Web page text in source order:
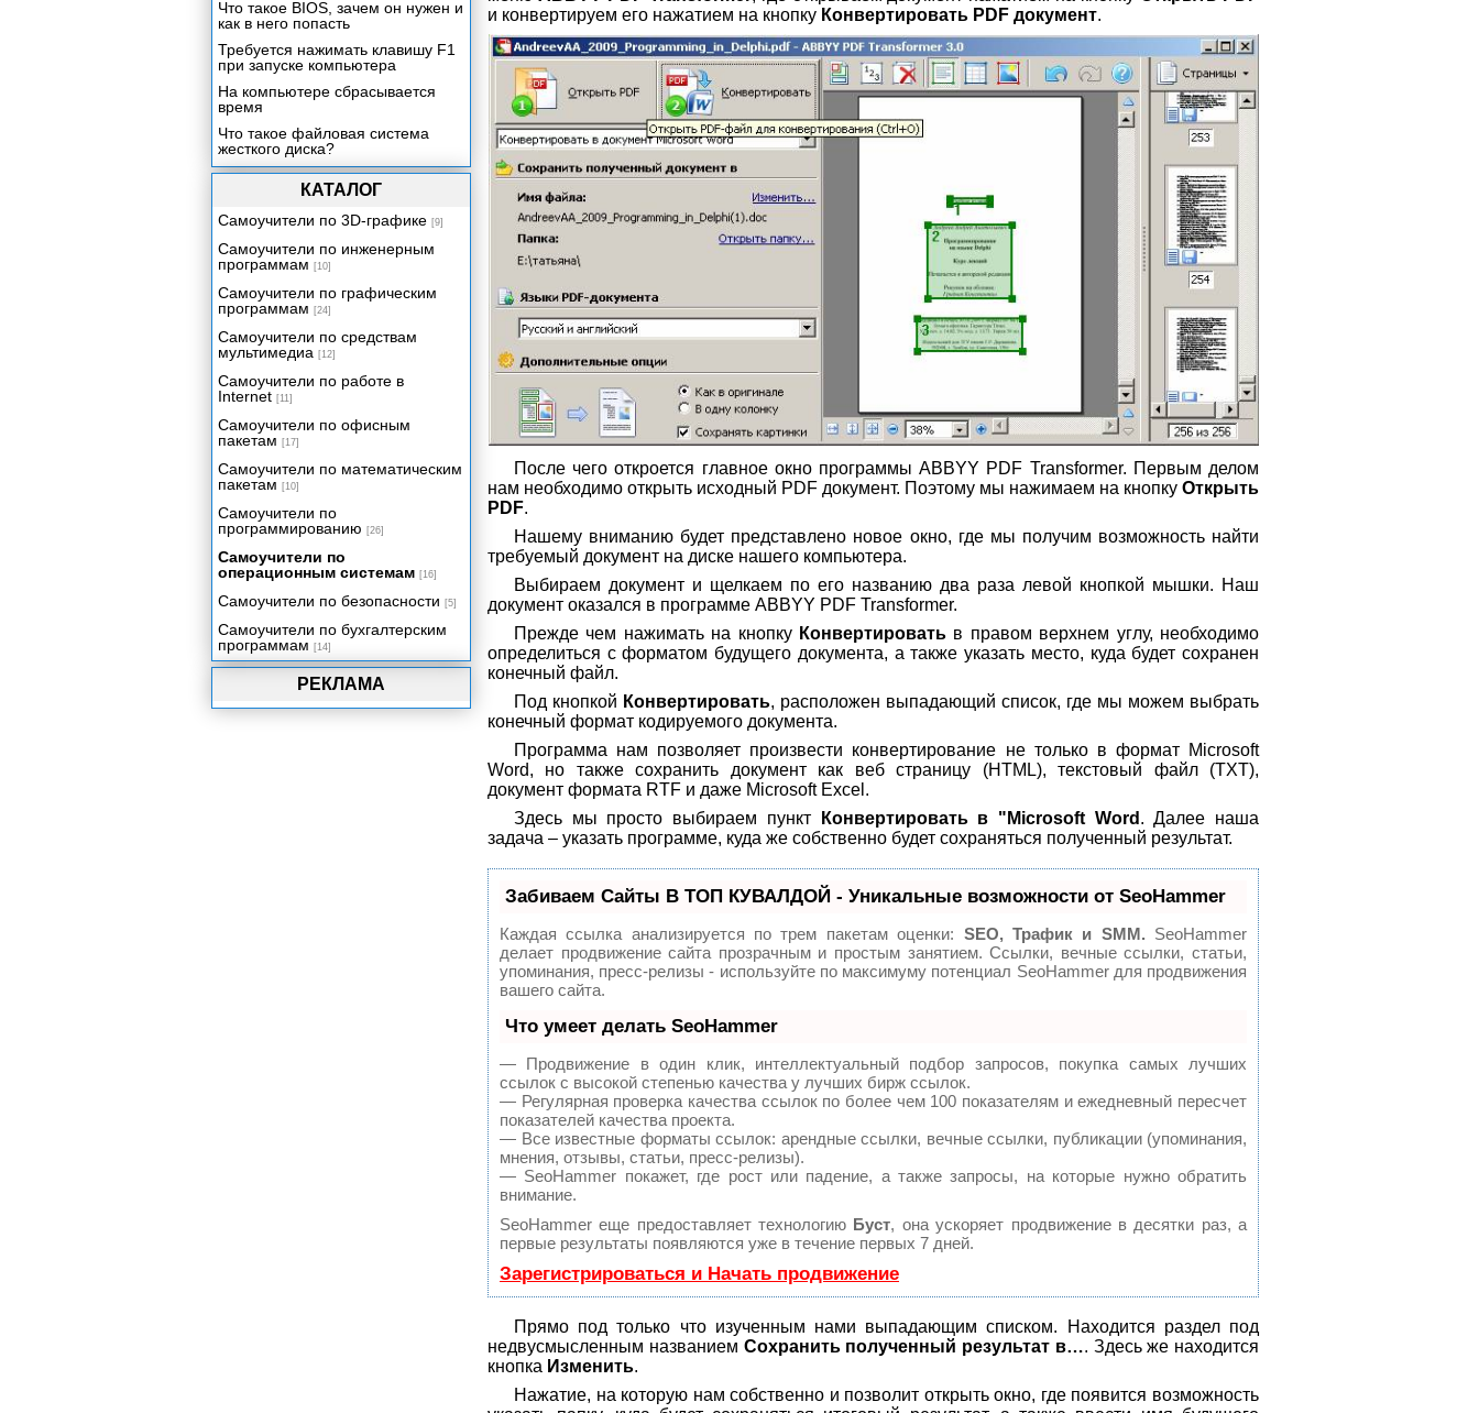
и конвертируем его нажатием на кнопку Конвертировать PDF документ.
После чего откроется главное окно программы ABBYY PDF Transformer. Первым делом
нам необходимо открыть исходный PDF документ. Поэтому мы нажимаем на кнопку Открыть
PDF.
Нашему вниманию будет представлено новое окно, где мы получим возможность найти
требуемый документ на диске нашего компьютера.
Выбираем документ и щелкаем по его названию два раза левой кнопкой мышки. Наш
документ оказался в программе ABBYY PDF Transformer.
Прежде чем нажимать на кнопку Конвертировать в правом верхнем углу, необходимо
определиться с форматом будущего документа, а также указать место, куда будет сохранен
конечный файл.
Под кнопкой Конвертировать, расположен выпадающий список, где мы можем выбрать
конечный формат кодируемого документа.
Программа нам позволяет произвести конвертирование не только в формат Microsoft
Word, но также сохранить документ как веб страницу (HTML), текстовый файл (TXT),
документ формата RTF и даже Microsoft Excel.
Здесь мы просто выбираем пункт
Конвертировать в "Microsoft Word . Далее наша
задача – указать программе, куда же собственно будет сохраняться полученный результат.
Забиваем Сайты В ТОП КУВАЛДОЙ - Уникальные возможности от SeoHammer
Каждая ссылка анализируется по трем пакетам оценки: SEO, Трафик и SMM. SeoHammer
делает продвижение сайта прозрачным и простым занятием. Ссылки, вечные ссылки, статьи,
упоминания, пресс-релизы - используйте по максимуму потенциал SeoHammer для продвижения
вашего сайта.
Что умеет делать SeoHammer
— Продвижение в один клик, интеллектуальный подбор запросов, покупка самых лучших
ссылок с высокой степенью качества у лучших бирж ссылок.
— Регулярная проверка качества ссылок по более чем 100 показателям и ежедневный пересчет
показателей качества проекта.
— Все известные форматы ссылок: арендные ссылки, вечные ссылки, публикации (упоминания,
мнения, отзывы, статьи, пресс-релизы).
— SeoHammer покажет, где рост или падение, а также запросы, на которые нужно обратить
внимание.
SeoHammer еще предоставляет технологию Буст, она ускоряет продвижение в десятки раз, а
первые результаты появляются уже в течение первых 7 дней.
Зарегистрироваться и Начать продвижение
Прямо под только что изученным нами выпадающим списком. Находится раздел под
недвусмысленным названием Сохранить полученный результат в…. Здесь же находится
кнопка Изменить.
Нажатие, на которую нам собственно и позволит открыть окно, где появится возможность
РЕКЛАМА
Что такое BIOS, зачем он нужен и
как в него попасть
Требуется нажимать клавишу F1
при запуске компьютера
На компьютере сбрасывается
время
Что такое файловая система
жесткого диска?
Что такое дефрагментация и
зачем она нужна?
Пропал индикатор раскладки
клавиатуры. Что делать?
Коды ошибок WINDOWS
Установка пароля на локальную
папку в операционной системе
Windows XP
Установка пароля на локальную
папку в операционной системе
Windows 7
Гибернация, сон и гибридный
Конвертирование документов
WORD (doc)
формата DjVu в формат PDF
Как заблокировать доступ к
сайту?
КАТАЛОГ
Самоучители по 3D-графике [9]
Самоучители по инженерным
программам [10]
Самоучители по графическим
программам [24]
Самоучители по средствам
мультимедиа [12]
Самоучители по работе в
Internet [11]
Самоучители по офисным
пакетам [17]
Самоучители по математическим
пакетам [10]
Самоучители по
программированию [26]
Самоучители по
операционным системам [16]
Самоучители по безопасности [5]
Самоучители по бухгалтерским
программам [14]